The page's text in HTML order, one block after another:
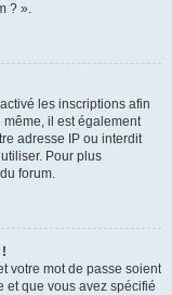
? ».
les inscriptions afin
même, il est également
adresse IP ou interdit
Pour plus
forum.
votre mot de passe soient
et que vous avez spécifié